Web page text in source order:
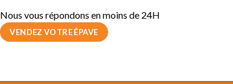
Nous vous répondons en moins de 24H
VENDEZ VOTRE ÉPAVE